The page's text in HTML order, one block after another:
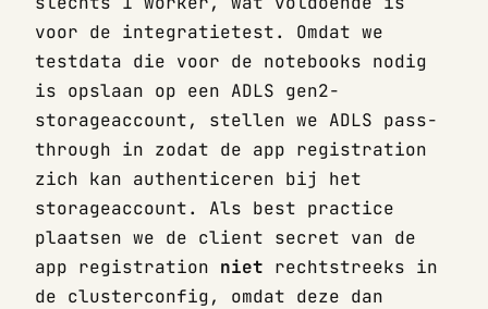
voor de integratietest. Omdat we
testdata die voor de notebooks nodig
is opslaan op een ADLS gen2-
storageaccount, stellen we ADLS pass-
through in zodat de app registration
zich kan authenticeren bij het
storageaccount. Als best practice
plaatsen we de client secret van de
app registration niet rechtstreeks in
de clusterconfig, omdat deze dan